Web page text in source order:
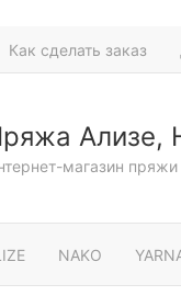
Как сделать заказ
Ализе,
магазин
NAKO